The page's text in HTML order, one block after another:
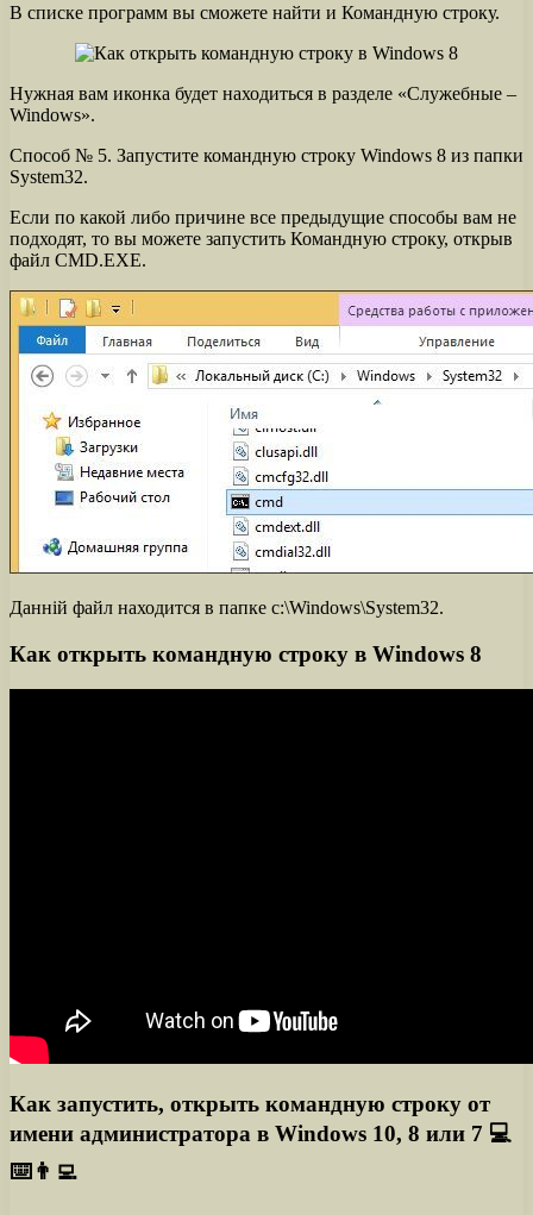
В списке программ вы сможете найти и Командную строку.
Нужная вам иконка будет находиться в разделе «Служебные –
Windows».
Способ № 5. Запустите командную строку Windows 8 из папки
System32.
Если по какой либо причине все предыдущие способы вам не
подходят, то вы можете запустить Командную строку, открыв
файл CMD.EXE.
Данній файл находится в папке c:\Windows\System32.
Как открыть командную строку в Windows 8
Как запустить, открыть командную строку от
имени администратора в Windows 10, 8 или 7 💻
⌨️👨‍💻